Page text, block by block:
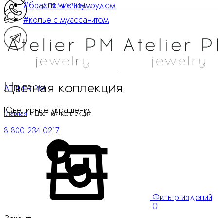
#браслеты с изумрудом
#колье с муассанитом
ATELIER PM
Ювелирные украшения
8 800 234 0217
0
ДЛЯ МУЖЧИН
Цветная коллекция
Главная»Цветная коллекция
Фильтр изделий